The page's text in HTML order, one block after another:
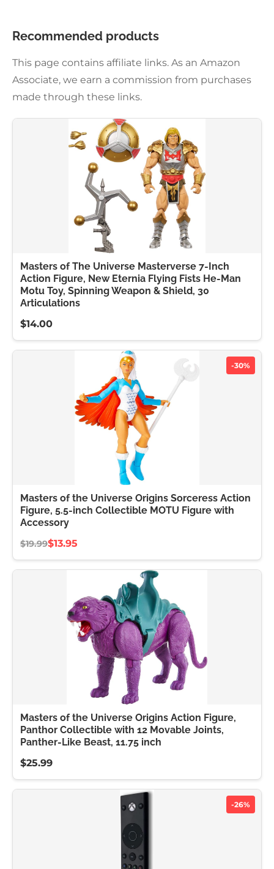
Recommended products
This page contains affiliate links. As an Amazon
Associate, we earn a commission from purchases
made through these links.
Masters of The Universe Masterverse 7-Inch
Action Figure, New Eternia Flying Fists He-Man
Motu Toy, Spinning Weapon & Shield, 30
Articulations
$14.00
-30%
Masters of the Universe Origins Sorceress Action
Figure, 5.5-inch Collectible MOTU Figure with
Accessory
$19.99$13.95
Masters of the Universe Origins Action Figure,
Panthor Collectible with 12 Movable Joints,
Panther-Like Beast, 11.75 inch
$25.99
-26%